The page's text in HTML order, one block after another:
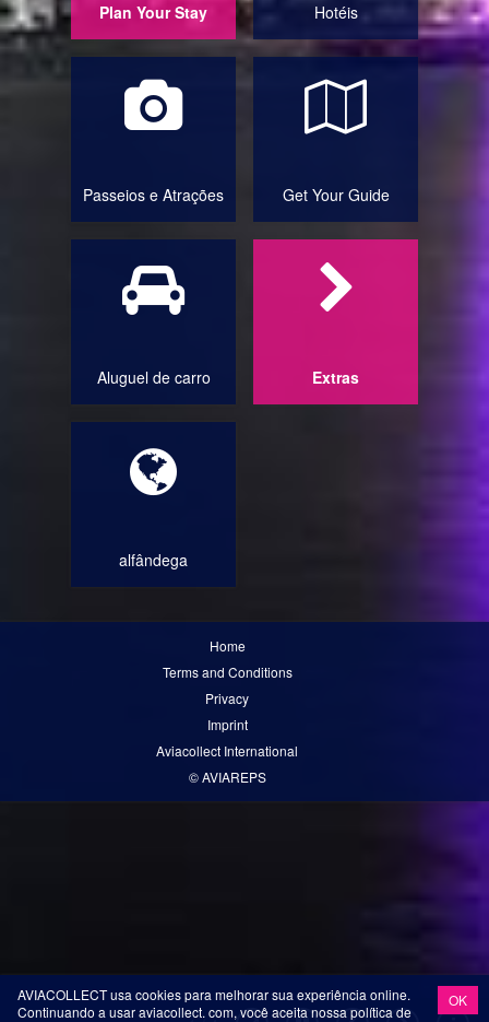
Plan Your Stay Hotéis
Passeios e Atrações Get Your Guide
Aluguel de carro Extras
alfândega
Home
Terms and Conditions
Privacy
Imprint
Aviacollect International
© AVIAREPS
AVIACOLLECT usa cookies para melhorar sua experiência online.
Continuando a usar aviacollect. com, você aceita nossa política de
OK